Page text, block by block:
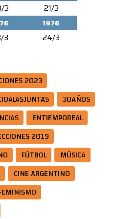
de un acto organizado por la Agrupación
3 21/3
3
1976
24/3
2023
30AÑOS
ENTIEMPOREAL
2019
FÚTBOL
MÚSICA
CINE ARGENTINO